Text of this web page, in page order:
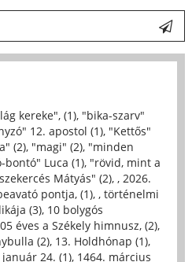
kereke", (1), "bika-szarv"
12. apostol (1), "Kettős"
(2), "magi" (2), "minden
bontó" Luca (1), "rövid, mint a
Mátyás" (2), , 2026.
pontja, (1), , történelmi
(3), 10 bolygós
éves a Székely himnusz, (2),
(2), 13. Holdhónap (1),
január 24. (1), 1464. március